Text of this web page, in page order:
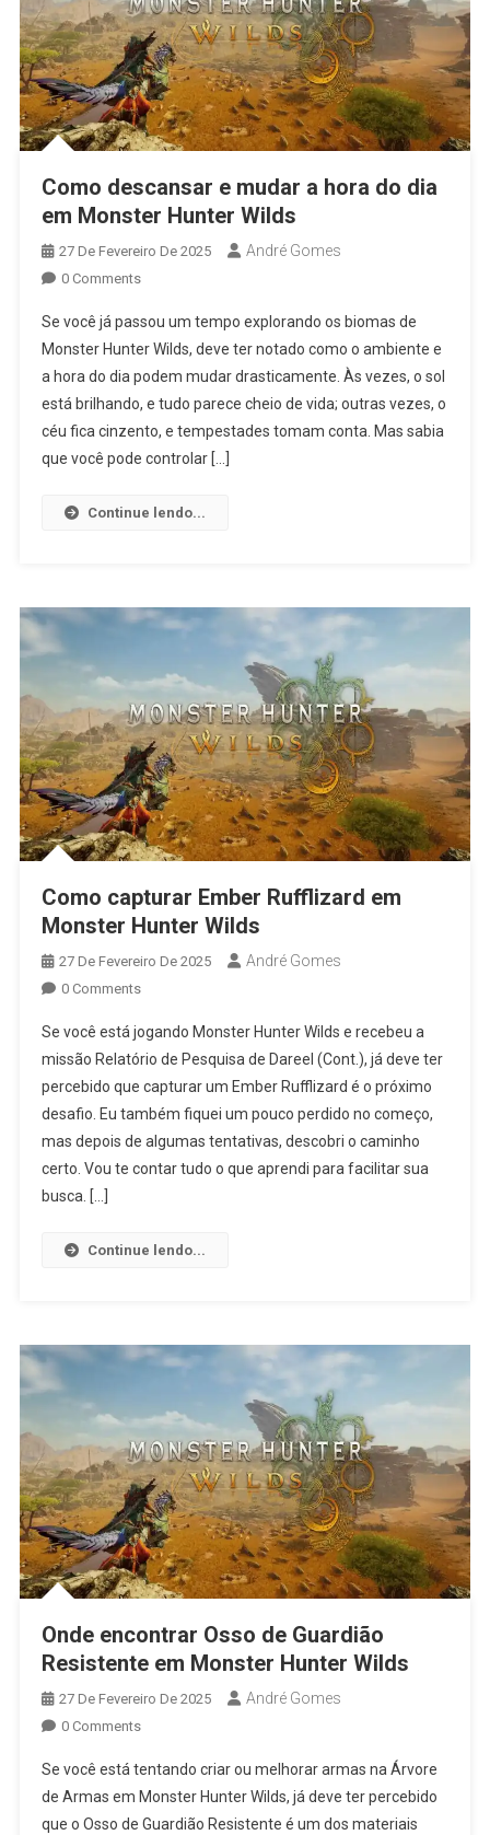
Como descansar e mudar a hora do dia
em Monster Hunter Wilds
27 De Fevereiro De 2025 André Gomes
0 Comments
Se você já passou um tempo explorando os biomas de
Monster Hunter Wilds, deve ter notado como o ambiente e
a hora do dia podem mudar drasticamente. Às vezes, o sol
está brilhando, e tudo parece cheio de vida; outras vezes, o
céu fica cinzento, e tempestades tomam conta. Mas sabia
que você pode controlar […]
Continue lendo...
Como capturar Ember Rufflizard em
Monster Hunter Wilds
27 De Fevereiro De 2025 André Gomes
0 Comments
Se você está jogando Monster Hunter Wilds e recebeu a
missão Relatório de Pesquisa de Dareel (Cont.), já deve ter
percebido que capturar um Ember Rufflizard é o próximo
desafio. Eu também fiquei um pouco perdido no começo,
mas depois de algumas tentativas, descobri o caminho
certo. Vou te contar tudo o que aprendi para facilitar sua
busca. […]
Continue lendo...
Onde encontrar Osso de Guardião
Resistente em Monster Hunter Wilds
27 De Fevereiro De 2025 André Gomes
0 Comments
Se você está tentando criar ou melhorar armas na Árvore
de Armas em Monster Hunter Wilds, já deve ter percebido
que o Osso de Guardião Resistente é um dos materiais